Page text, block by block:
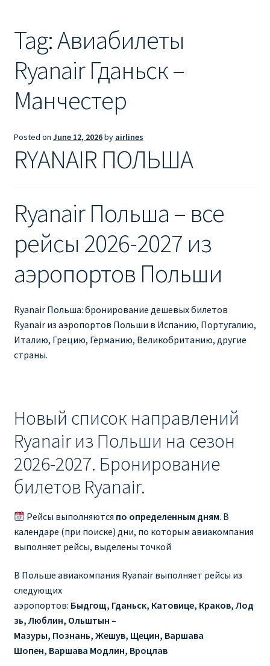
RYANAIR ИЗ РИГИ
Ryanair из Стокгольма
RYANAIR ИЗ ТАЛЛИНА
Ryanair из Тампере
RYANAIR ИЗ ЧЕХИИ | ПРАГА, ОСТРАВА, ПАРДУБИЦЕ,
Ryanair изменение имени
Ryanair изменения
Ryanair изменить дату
Ryanair изменить фамилию
Ryanair Испания
Ryanair направления, акции
Ryanair онлайн регистрация
Ryanair ошибка в фамилии, имени
Ryanair пересадки
Ryanair Польша
RYANAIR ПОРТУГАЛИЯ
RYANAIR ПОСАДОЧНЫЙ ТАЛОН – BOARDING PASS
Tag:Авиабилеты
Ryanair Гданьск –
Манчестер
Posted on June 12, 2026by airlines
RYANAIR ПОЛЬША
Ryanair Польша – все
рейсы 2026-2027 из
аэропортов Польши
Ryanair Польша: бронирование дешевых билетов
Ryanair из аэропортов Польши в Испанию, Португалию,
Италию, Грецию, Германию, Великобританию, другие
страны.
Новый список направлений
Ryanair из Польши на сезон
2026-2027. Бронирование
билетов Ryanair.
Рейсы выполняются по определенным дням. В
календаре (при поиске) дни, по которым авиакомпания
выполняет рейсы, выделены точкой
В Польше авиакомпания Ryanair выполняет рейсы из
следующих
аэропортов: Быдгощ, Гданьск, Катовице, Краков, Лод
зь, Люблин, Ольштын –
Мазуры, Познань, Жешув, Щецин, Варшава
Шопен, Варшава Модлин, Вроцлав